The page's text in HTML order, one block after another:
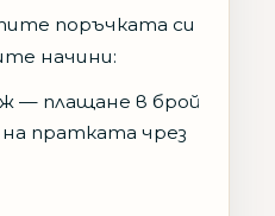
поръчката си
начини:
— плащане в брой
на пратката чрез